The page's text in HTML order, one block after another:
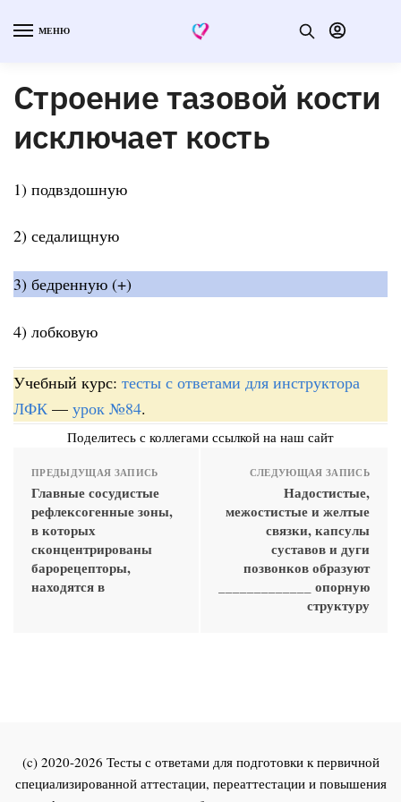
МЕНЮ
Строение тазовой кости
исключает кость
1) подвздошную
2) седалищную
3) бедренную (+)
4) лобковую
Учебный курс: тесты с ответами для инструктора
ЛФК — урок №84.
Поделитесь с коллегами ссылкой на наш сайт
ПРЕДЫДУЩАЯ ЗАПИСЬ
Главные сосудистые
рефлексогенные зоны,
в которых
сконцентрированы
барорецепторы,
находятся в
СЛЕДУЮЩАЯ ЗАПИСЬ
Надостистые,
межостистые и желтые
связки, капсулы
суставов и дуги
позвонков образуют
_____________ опорную
структуру
(c) 2020-2026 Тесты с ответами для подготовки к первичной
специализированной аттестации, переаттестации и повышения